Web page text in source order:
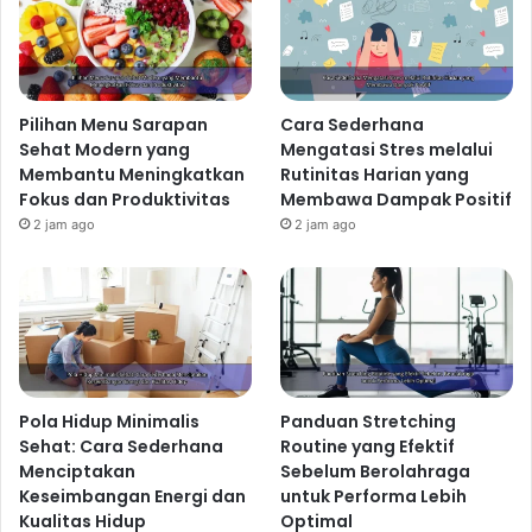
asupan nutrisi dan menghindari godaan makanan tidak
sehat. Anda dapat mencari inspirasi menu sehat di
berbagai sumber, baik online maupun offline.
Olahraga Teratur: Rahasia
Tubuh dan Pikiran yang
Sehat
ideal, tetapi juga untuk meningkatkan kesehatan
jantung, memperkuat otot, meningkatkan suasana hati,
dan mengurangi stres. Temukan jenis olahraga yang
Anda sukai dan lakukan secara teratur.
Pilih Olahraga yang Disukai
Jangan memaksakan diri untuk melakukan olahraga
yang tidak disukai. Pilih olahraga yang menyenangkan
dan sesuai dengan kemampuan fisik Anda, seperti
Pilihan Menu Sarapan
Sehat Modern yang
Membantu Meningkatkan
Fokus dan Produktivitas
2 jam ago
Cara Sederhana
Mengatasi Stres melalui
Rutinitas Harian yang
Membawa Dampak Positif
2 jam ago
Pola Hidup Minimalis
Sehat: Cara Sederhana
Menciptakan
Keseimbangan Energi dan
Kualitas Hidup
Panduan Stretching
Routine yang Efektif
Sebelum Berolahraga
untuk Performa Lebih
Optimal